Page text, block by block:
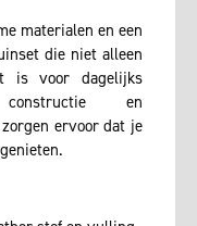
materialen en een
die niet alleen
is voor dagelijks
en
ervoor dat je